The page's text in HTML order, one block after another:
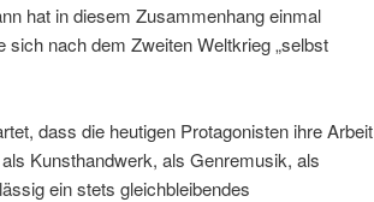
hat in diesem Zusammenhang einmal
nach dem Zweiten Weltkrieg „selbst
dass die heutigen Protagonisten ihre Arbeit
Kunsthandwerk, als Genremusik, als
ein stets gleichbleibendes